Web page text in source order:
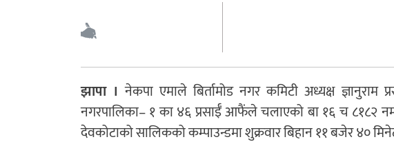
झापा । नेकपा एमाले बिर्तामोड नगर कमिटी अध्यक्ष ज्ञानुराम
नगरपालिका– १ का ४६ प्रसाईँ आफैंले चलाएको बा १६ च ८१८२
देवकोटाको सालिकको कम्पाउन्डमा शुक्रवार बिहान ११ बजेर ४०